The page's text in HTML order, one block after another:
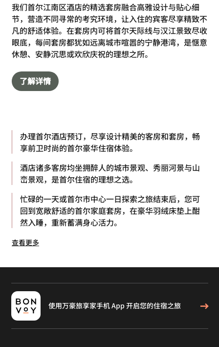
我们首尔江南区酒店的精选套房融合高雅设计与贴心细
节，营造不同寻常的考究环境，让入住的宾客尽享精致不
凡的舒适体验。在套房内可将首尔天际线与汉江景致尽收
眼底，每间套房都犹如远离城市喧嚣的宁静港湾，是惬意
休憩、安静沉思或欢欣庆祝的理想之所。
了解详情
办理首尔酒店预订，尽享设计精美的客房和套房，畅
享前卫时尚的首尔豪华住宿体验。
酒店诸多客房均坐拥醉人的城市景观、秀丽河景与山
峦景观，是首尔住宿的理想之选。
忙碌的一天或首尔市中心一日探索之旅结束后，您可
回到宽敞舒适的首尔家庭套房，在豪华羽绒床垫上酣
然入睡，重新蓄满身心活力。
查看更多
使用万豪旅享家手机 App 开启您的住宿之旅